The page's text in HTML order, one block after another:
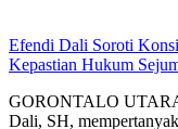
Efendi Dali Soroti
Kepastian Hukum
GORONTALO
Dali, SH,